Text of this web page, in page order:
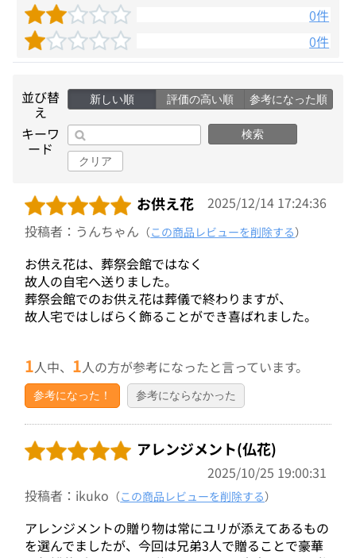
0件
0件
並び替
え
新しい順 評価の高い順 参考になった順
キーワ
ード
検索
クリア
お供え花
2025/12/14 17:24:36
投稿者：うんちゃん （この商品レビューを削除する）
お供え花は、葬祭会館ではなく
故人の自宅へ送りました。
葬祭会館でのお供え花は葬儀で終わりますが、
故人宅ではしばらく飾ることができ喜ばれました。
1人中、 1人の方が参考になったと言っています。
参考になった！ 参考にならなかった
アレンジメント(仏花)
2025/10/25 19:00:31
投稿者：ikuko （この商品レビューを削除する）
アレンジメントの贈り物は常にユリが添えてあるもの
を選んでましたが、今回は兄弟3人で贈ることで豪華